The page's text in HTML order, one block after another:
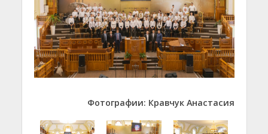
Фотографии: Кравчук Анастасия